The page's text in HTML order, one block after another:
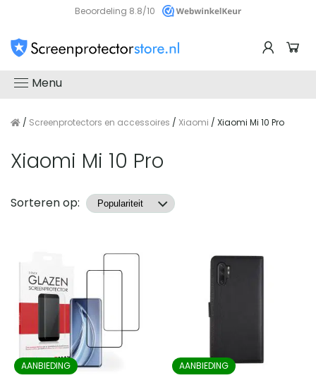
Beoordeling 8.8/10
Menu
/ Screenprotectors en accessoires / Xiaomi / Xiaomi Mi 10 Pro
Xiaomi Mi 10 Pro
Producten
Sorteren op:
AANBIEDING AANBIEDING